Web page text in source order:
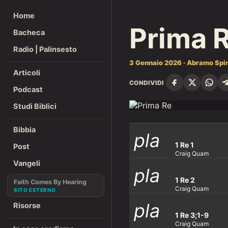
Home
Bacheca
Radio | Palinsesto
Articoli
Podcast
Studi Biblici
Bibbia
Post
Vangeli
Faith Comes By Hearing
Risorse
Prima
3 Gennaio 2026 · Abramo
CONDIVIDI
pla
y_ar
row
1 Re 1
Craig Quam
pla
y_ar
1 Re 2
Craig Quam
pla
1 Re 3;1-9
Craig Quam